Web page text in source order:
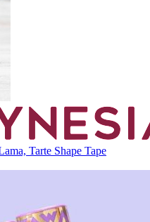
Tarte Shape Tape